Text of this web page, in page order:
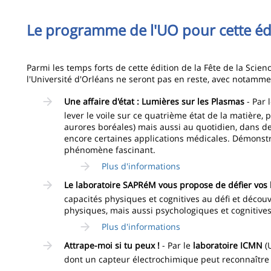
Le programme de l'UO pour cette
Parmi les temps forts de cette édition de la Fête de la
l'Université d'Orléans ne seront pas en reste, avec
Une affaire d'état : Lumières sur les Plasmas- Par
lever le voile sur ce quatrième état de la matière,
aurores boréales) mais aussi au quotidien, dans
encore certaines applications médicales.
phénomène fascinant.
Plus d'informations
Le laboratoire SAPRéM vous propose de défier
capacités physiques et cognitives au défi et
physiques, mais aussi psychologiques et
Plus d'informations
Attrape-moi si tu peux ! - Par le laboratoire ICMN
dont un capteur électrochimique peut